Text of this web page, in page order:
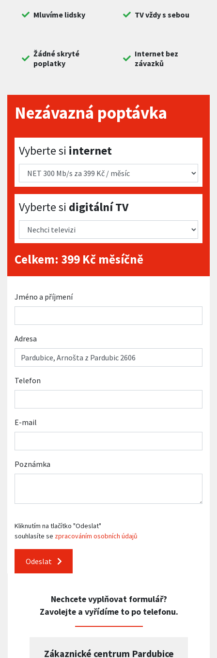
Mluvíme lidsky TV vždy s sebou
Žádné skryté
poplatky
Internet bez
závazků
Nezávazná poptávka
Vyberte si internet
Vyberte si internet
Vyberte si digitální TV
Vyberte si digitální TV
Celkem: 399 Kč měsíčně
Jméno a příjmení
Adresa
Telefon
E-mail
Poznámka
Kliknutím na tlačítko "Odeslat"
souhlasíte se zpracováním osobních údajů
Odeslat
Nechcete vyplňovat formulář?
Zavolejte a vyřídíme to po telefonu.
Zákaznické centrum Pardubice